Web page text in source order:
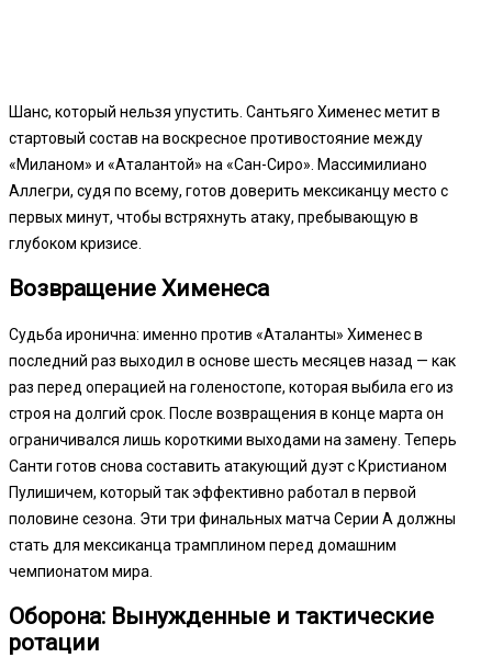
Шанс, который нельзя упустить. Сантьяго Хименес метит в
стартовый состав на воскресное противостояние между
«Миланом» и «Аталантой» на «Сан-Сиро». Массимилиано
Аллегри, судя по всему, готов доверить мексиканцу место с
первых минут, чтобы встряхнуть атаку, пребывающую в
глубоком кризисе.
Возвращение Хименеса
Судьба иронична: именно против «Аталанты» Хименес в
последний раз выходил в основе шесть месяцев назад — как
раз перед операцией на голеностопе, которая выбила его из
строя на долгий срок. После возвращения в конце марта он
ограничивался лишь короткими выходами на замену. Теперь
Санти готов снова составить атакующий дуэт с Кристианом
Пулишичем, который так эффективно работал в первой
половине сезона. Эти три финальных матча Серии А должны
стать для мексиканца трамплином перед домашним
чемпионатом мира.
Оборона: Вынужденные и тактические
ротации